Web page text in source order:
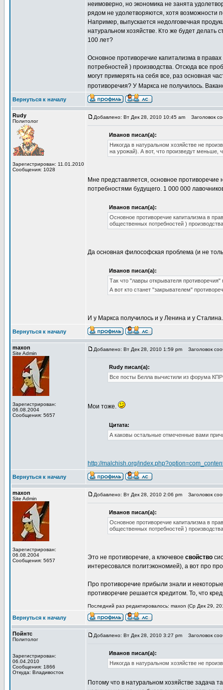
неимоверно, но экономика не занята
рядом не удолетворяются, хотя возможности
Например, выпускается недолговечная
натуральном хозяйстве. Кто же будет делать
100 лет?
Основное противоречие капитализма в
потребностей ) производства. Отсюда все
могут примерять на себя все, раз основная
противоречия? У Маркса не получилось.
Вернуться к началу
Rudy
Политолог
Зарегистрирован: 11.01.2010
Сообщения: 1028
Добавлено: Вт Дек 28, 2010 10:45 am Заголовок
Иванов писал(а):
Никогда в натуральном хозяйстве не
на урожай). А вот, что произведут
Мне представляется, основное противоречие
потребностями будущего. 1 000 000
Иванов писал(а):
Основное противоречие капитализма в
общественных потребностей )
Да основная философская проблема (и не
Иванов писал(а):
Так что "лавры открывателя
А вот кто станет "закрывателем"
И у Маркса получилось и у Ленина и у
Вернуться к началу
maxon
Site Admin
Зарегистрирован:
06.08.2004
Сообщения: 5657
Добавлено: Вт Дек 28, 2010 1:59 pm Заголовок
Rudy писал(а):
Все посты Белла вычистили из форума
Мои тоже.
Цитата:
А каковы остальные отмеченные вами
http://malchish.org/
Вернуться к началу
maxon
Site Admin
Зарегистрирован:
06.08.2004
Сообщения: 5657
Добавлено: Вт Дек 28, 2010 2:06 pm Заголовок
Иванов писал(а):
Основное противоречие капитализма в
общественных потребностей )
Это не противоречие, а ключевое свойство
интересовался политэкономией), а вот про
Про противоречие прибыли знали и
противоречие решается кредитом. То, что
Последний раз редактировалось: maxon (Ср Дек 29,
Вернуться к началу
Пойнтс
Политолог
Зарегистрирован:
06.04.2010
Сообщения: 1866
Откуда: Владивосток
Добавлено: Вт Дек 28, 2010 3:27 pm Заголовок
Иванов писал(а):
Никогда в натуральном хозяйстве не
Потому что в натуральном хозяйстве задача